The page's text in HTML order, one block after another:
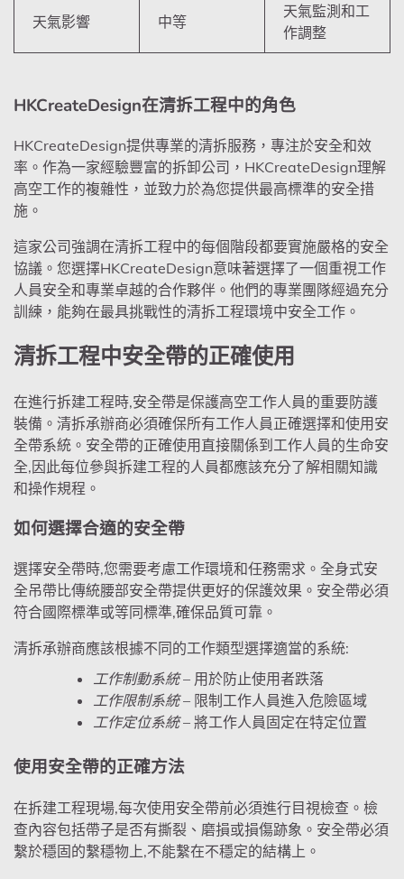
天氣影響 中等
天氣監測和工
作調整
HKCreateDesign在清拆工程中的角色
HKCreateDesign提供專業的清拆服務，專注於安全和效
率。作為一家經驗豐富的拆卸公司，HKCreateDesign理解
高空工作的複雜性，並致力於為您提供最高標準的安全措
施。
這家公司強調在清拆工程中的每個階段都要實施嚴格的安全
協議。您選擇HKCreateDesign意味著選擇了一個重視工作
人員安全和專業卓越的合作夥伴。他們的專業團隊經過充分
訓練，能夠在最具挑戰性的清拆工程環境中安全工作。
清拆工程中安全帶的正確使用
在進行拆建工程時,安全帶是保護高空工作人員的重要防護
裝備。清拆承辦商必須確保所有工作人員正確選擇和使用安
全帶系統。安全帶的正確使用直接關係到工作人員的生命安
全,因此每位參與拆建工程的人員都應該充分了解相關知識
和操作規程。
如何選擇合適的安全帶
選擇安全帶時,您需要考慮工作環境和任務需求。全身式安
全吊帶比傳統腰部安全帶提供更好的保護效果。安全帶必須
符合國際標準或等同標準,確保品質可靠。
清拆承辦商應該根據不同的工作類型選擇適當的系統:
工作制動系統– 用於防止使用者跌落
工作限制系統– 限制工作人員進入危險區域
工作定位系統– 將工作人員固定在特定位置
使用安全帶的正確方法
在拆建工程現場,每次使用安全帶前必須進行目視檢查。檢
查內容包括帶子是否有撕裂、磨損或損傷跡象。安全帶必須
繫於穩固的繫穩物上,不能繫在不穩定的結構上。